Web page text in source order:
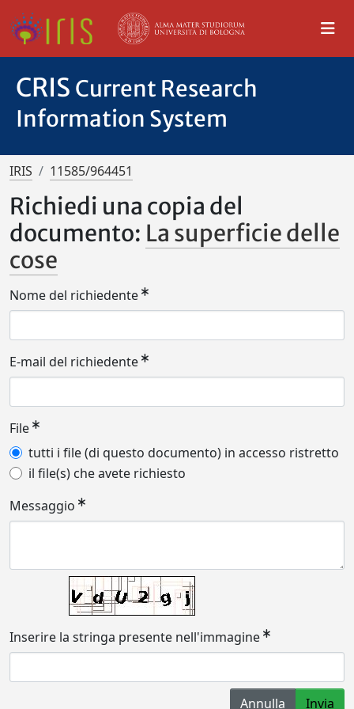
CRIS Current Research
Information System
IRIS 11585/964451
Richiedi una copia del
documento: La superficie delle
cose
Nome del richiedente
E-mail del richiedente
File
tutti i file (di questo documento) in accesso ristretto
il file(s) che avete richiesto
Messaggio
Inserire la stringa presente nell'immagine
Annulla Invia